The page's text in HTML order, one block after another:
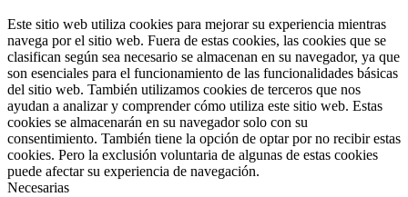
Este sitio web utiliza cookies para mejorar su experiencia mientras
navega por el sitio web. Fuera de estas cookies, las cookies que se
clasifican según sea necesario se almacenan en su navegador, ya que
son esenciales para el funcionamiento de las funcionalidades básicas
del sitio web. También utilizamos cookies de terceros que nos
ayudan a analizar y comprender cómo utiliza este sitio web. Estas
cookies se almacenarán en su navegador solo con su
consentimiento. También tiene la opción de optar por no recibir estas
cookies. Pero la exclusión voluntaria de algunas de estas cookies
puede afectar su experiencia de navegación.
Necesarias